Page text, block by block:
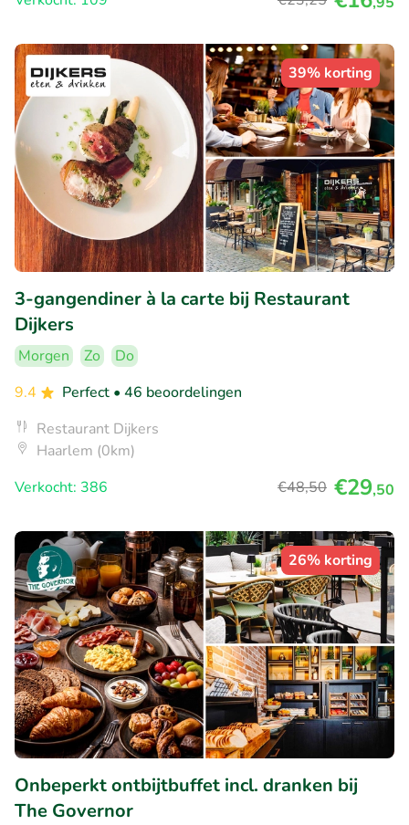
39% korting
3-gangendiner à la carte bij Restaurant
Dijkers
Morgen Zo
Do
9.4
Perfect • 46 beoordelingen
Restaurant Dijkers
Haarlem (0km)
Verkocht: 386
€48,50 €29,50
26% korting
Onbeperkt ontbijtbuffet incl. dranken bij
The Governor